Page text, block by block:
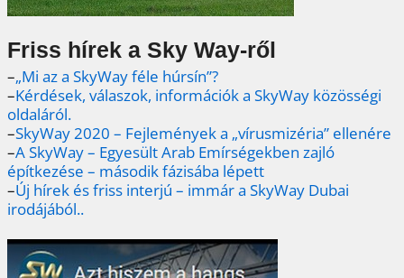
Friss hírek a Sky Way-ről
–„Mi az a SkyWay féle húrsín”?
–Kérdések, válaszok, információk a SkyWay közösségi
oldaláról.
–SkyWay 2020 – Fejlemények a „vírusmizéria” ellenére
–A SkyWay – Egyesült Arab Emírségekben zajló
építkezése – második fázisába lépett
–Új hírek és friss interjú – immár a SkyWay Dubai
irodájából..